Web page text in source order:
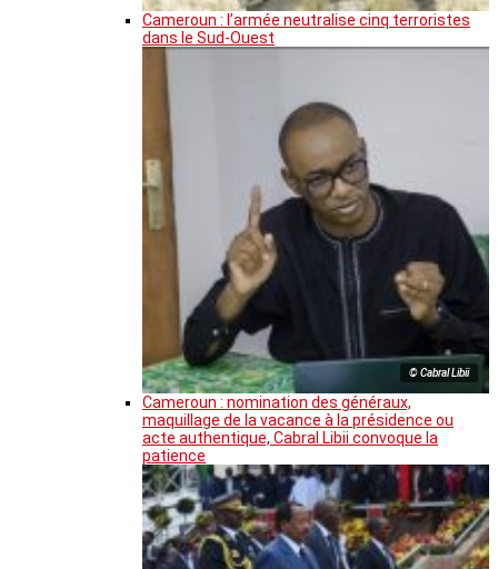
Cameroun : l’armée neutralise cinq terroristes
dans le Sud-Ouest
© Cabral Libii
Cameroun : nomination des généraux,
maquillage de la vacance à la présidence ou
acte authentique, Cabral Libii convoque la
patience